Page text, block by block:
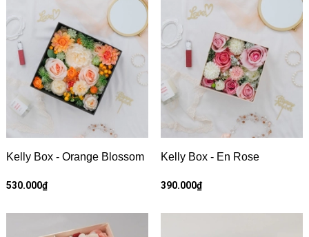
Kelly Box - Orange Blossom
530.000₫
Kelly Box - En Rose
390.000₫